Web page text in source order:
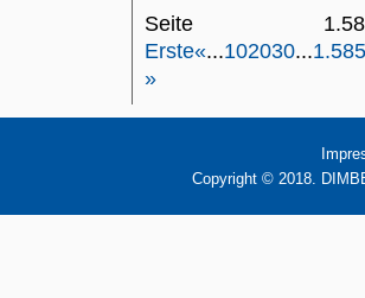
Seite
Erste«...102030...1.585
»
Copyright © 2018.